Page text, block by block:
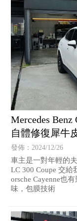
Mercedes Benz GLC 300 Coupe / TOPPF高透亮
自體修復犀牛
發佈：2024/12/26
車主是一對年輕的
LC 300 Coupe 交
orsche Cayenne也
味，包膜技術